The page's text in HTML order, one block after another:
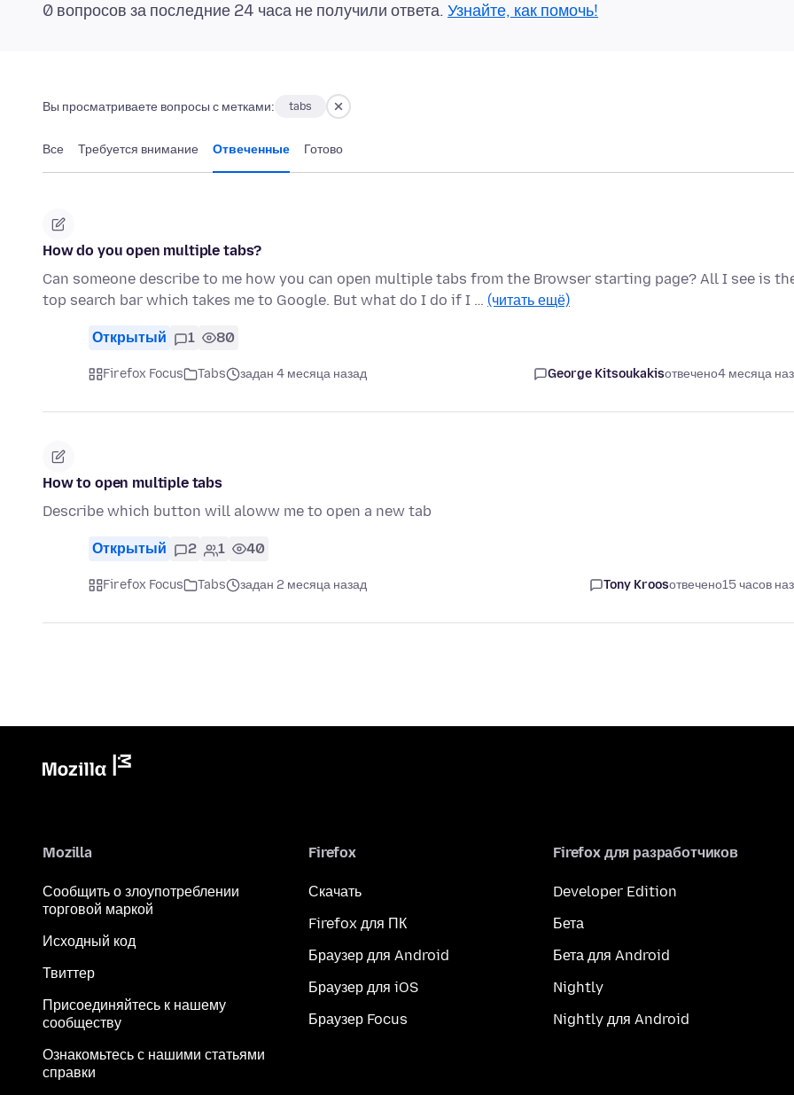
0 вопросов за последние 24 часа не получили ответа. Узнайте, как помочь!
Вы просматриваете вопросы с метками: tabs
Все Требуется внимание Отвеченные Готово
How do you open multiple tabs?
Can someone describe to me how you can open multiple tabs from the Browser starting page? All I see is
top search bar which takes me to Google. But what do I do if I … (читать ещё)
Открытый 1 80
Firefox Focus Tabs задан 4 месяца назад George Kitsoukakisотвечено4 месяца
How to open multiple tabs
Describe which button will aloww me to open a new tab
Открытый 2 1 40
Firefox Focus Tabs задан 2 месяца назад Tony Kroosотвечено15 часов
Mozilla
Сообщить о злоупотреблении
торговой маркой
Исходный код
Твиттер
Присоединяйтесь к нашему
сообществу
Ознакомьтесь с нашими статьями
справки
Firefox
Скачать
Firefox для ПК
Браузер для Android
Браузер для iOS
Браузер Focus
Firefox для разработчиков
Developer Edition
Бета
Бета для Android
Nightly
Nightly для Android